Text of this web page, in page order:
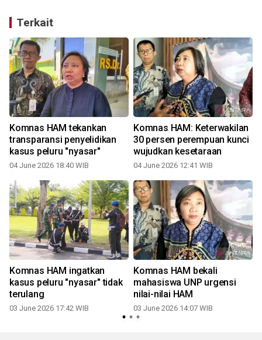
Terkait
Komnas HAM tekankan
transparansi penyelidikan
kasus peluru "nyasar"
04 June 2026 18:40 WIB
Komnas HAM: Keterwakilan
30 persen perempuan kunci
wujudkan kesetaraan
04 June 2026 12:41 WIB
Komnas HAM ingatkan
kasus peluru "nyasar" tidak
terulang
03 June 2026 17:42 WIB
Komnas HAM bekali
mahasiswa UNP urgensi
nilai-nilai HAM
03 June 2026 14:07 WIB